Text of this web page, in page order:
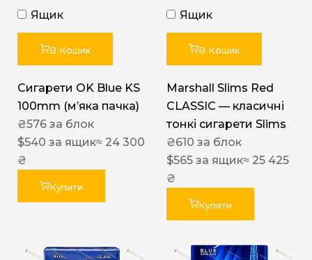
Ящик
В Кошик
Сигарети OK Blue KS
100mm (м’яка пачка)
₴576 за блок
$540 за ящик≈ 24 300
₴
Купити
Ящик
В Кошик
Marshall Slims Red
CLASSIC — класичні
тонкі сигарети Slims
₴610 за блок
$565 за ящик≈ 25 425
₴
Купити